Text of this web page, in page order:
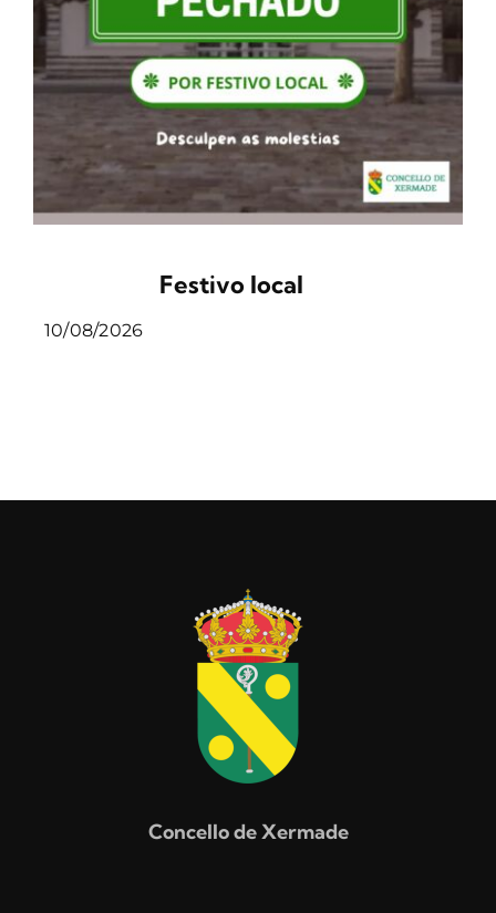
Festivo local
10/08/2026
Concello de Xermade